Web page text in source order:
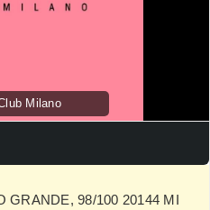
Milano
GRANDE, 98/100 20144 MI